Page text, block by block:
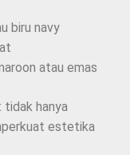
biru navy
atau emas
tidak hanya
estetika